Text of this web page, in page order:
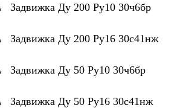
Задвижка Ду 200 Py10 30ч6бр
Задвижка Ду 200 Py16 30с41нж
Задвижка Ду 50 Py10 30ч6бр
Задвижка Ду 50 Py16 30с41нж